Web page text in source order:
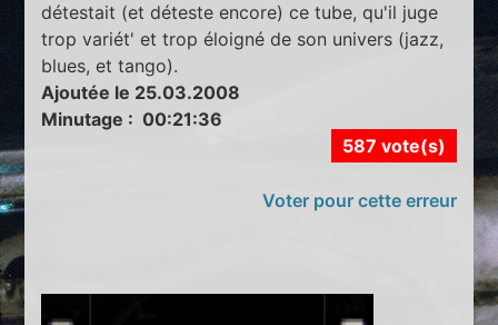
détestait (et déteste encore) ce tube, qu'il juge
trop variét' et trop éloigné de son univers (jazz,
blues, et tango).
Ajoutée le 25.03.2008
Minutage : 00:21:36
587 vote(s)
Voter pour cette erreur